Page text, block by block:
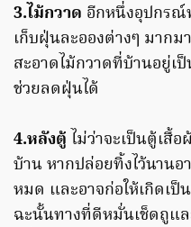
3.ไม้กวาด อีกหนึ่งอุปกรณ์
เก็บฝุ่นละอองต่างๆ มาก
สะอาดไม้กวาดที่บ้านอยู่เ
ช่วยลดฝุ่นได้
4.หลังตู้ ไม่ว่าจะเป็นตู้เสื้
บ้าน หากปล่อยทิ้งไว้นานอ
หมด และอาจก่อให้เกิดเป็
ฉะนั้นทางที่ดีหมั่นเช็ดถูแ